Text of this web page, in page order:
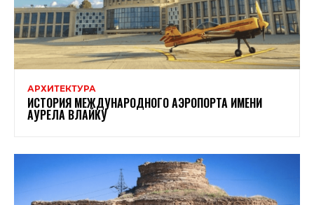
АРХИТЕКТУРА
ИСТОРИЯ МЕЖДУНАРОДНОГО АЭРОПОРТА ИМЕНИ
АУРЕЛА ВЛАЙКУ